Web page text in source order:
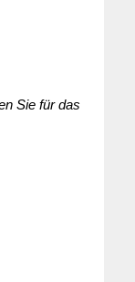
Sie für das